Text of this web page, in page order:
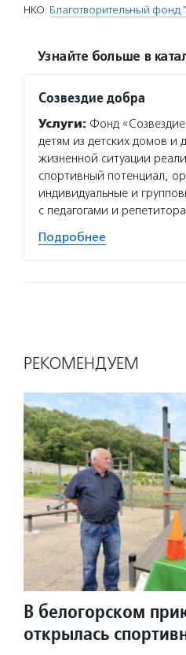
НКО: Благотворительный фонд
Узнайте больше в
Созвездие добра
Услуги: Фонд
детям из детских домов и
жизненной ситуации
спортивный потенциал,
индивидуальные и
с педагогами и
Подробнее
РЕКОМЕНДУЕМ
В белогорском
открылась